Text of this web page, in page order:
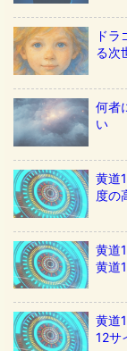
ド
る次
何者
い
黄道
度の
黄道
黄道
黄道
12サ